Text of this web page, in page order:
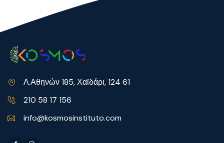
Λ.Αθηνών 185, Χαϊδάρι, 124 61
210 58 17 156
info@kosmosinstituto.com